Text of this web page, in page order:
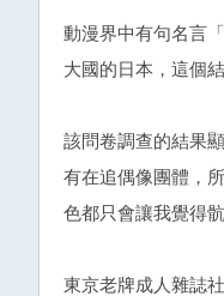
動漫界中有句名言
大國的日本，這個
該問卷調查的結果
有在追偶像團體，
色都只會讓我覺得
東京老牌成人雜誌